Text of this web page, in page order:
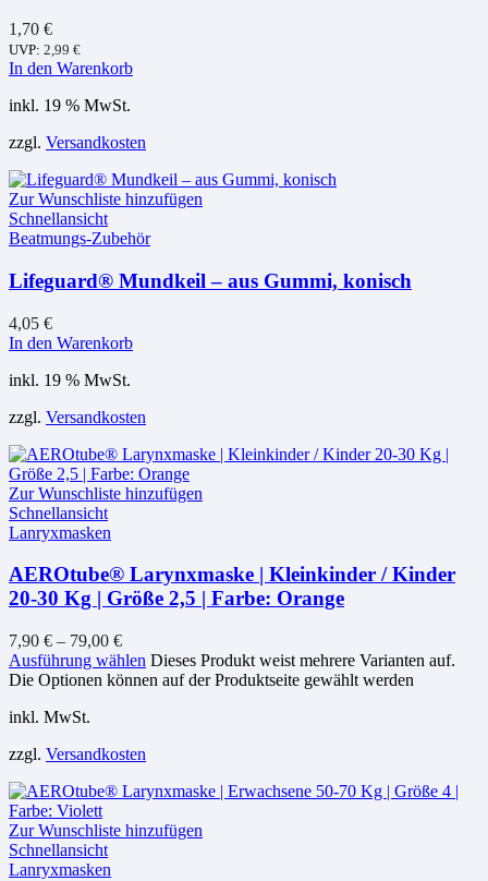
1,70 €
UVP: 2,99 €
In den Warenkorb
inkl. 19 % MwSt.
zzgl. Versandkosten
Zur Wunschliste hinzufügen
Schnellansicht
Beatmungs-Zubehör
Lifeguard® Mundkeil – aus Gummi, konisch
4,05 €
In den Warenkorb
inkl. 19 % MwSt.
zzgl. Versandkosten
Zur Wunschliste hinzufügen
Schnellansicht
Lanryxmasken
AEROtube® Larynxmaske | Kleinkinder / Kinder
20-30 Kg | Größe 2,5 | Farbe: Orange
7,90 € – 79,00 €
Ausführung wählen Dieses Produkt weist mehrere Varianten auf.
Die Optionen können auf der Produktseite gewählt werden
inkl. MwSt.
zzgl. Versandkosten
Zur Wunschliste hinzufügen
Schnellansicht
Lanryxmasken